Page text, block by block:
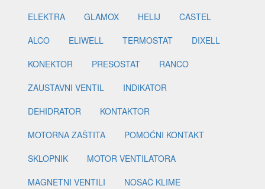
ELEKTRA
GLAMOX HELIJ
CASTEL
ALCO
ELIWELL TERMOSTAT
DIXELL
KONEKTOR
PRESOSTAT
RANCO
ZAUSTAVNI VENTIL
INDIKATOR
DEHIDRATOR
KONTAKTOR
MOTORNA ZAŠTITA
POMOĆNI KONTAKT
SKLOPNIK
MOTOR VENTILATORA
MAGNETNI VENTILI
NOSAČ KLIME